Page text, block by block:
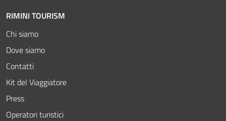
RIMINI TOURISM
Chi siamo
Dove siamo
Contatti
Kit del Viaggiatore
Press
Operatori turistici